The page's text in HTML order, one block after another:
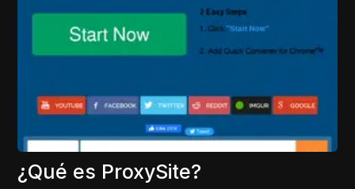
¿Qué es ProxySite?